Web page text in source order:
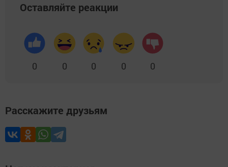
Оставляйте реакции
0 0 0 0 0
Расскажите друзьям